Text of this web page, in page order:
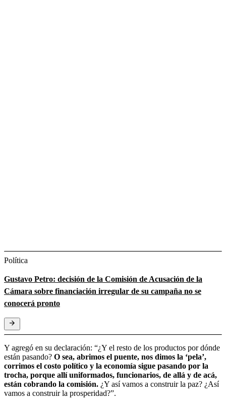
Política
Gustavo Petro: decisión de la Comisión de Acusación de la
Cámara sobre financiación irregular de su campaña no se
conocerá pronto
Y agregó en su declaración: “¿Y el resto de los productos por dónde
están pasando? O sea, abrimos el puente, nos dimos la ‘pela’,
corrimos el costo político y la economía sigue pasando por la
trocha, porque allí uniformados, funcionarios, de allá y de acá,
están cobrando la comisión. ¿Y así vamos a construir la paz? ¿Así
vamos a construir la prosperidad?”.